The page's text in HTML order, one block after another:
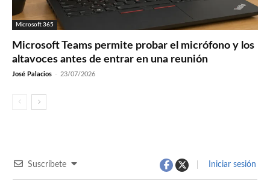
Microsoft 365
Microsoft Teams permite probar el micrófono y los
altavoces antes de entrar en una reunión
José Palacios - 23/07/2026
Suscríbete Iniciar sesión